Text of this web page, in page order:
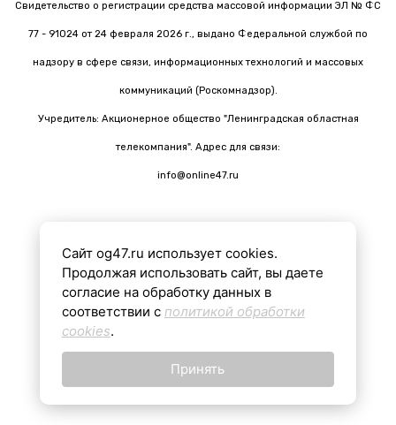
Свидетельство о регистрации средства массовой информации ЭЛ № ФС
77 - 91024 от 24 февраля 2026 г., выдано Федеральной службой по
надзору в сфере связи, информационных технологий и массовых
коммуникаций (Роскомнадзор).
Учредитель: Акционерное общество "Ленинградская областная
телекомпания". Адрес для связи:
info@online47.ru
Все материалы на сайте подготовлены с помощью ИИ
16+
Сайт og47.ru использует cookies.
Продолжая использовать сайт, вы даете
согласие на обработку данных в
соответствии с политикой обработки
cookies.
Принять